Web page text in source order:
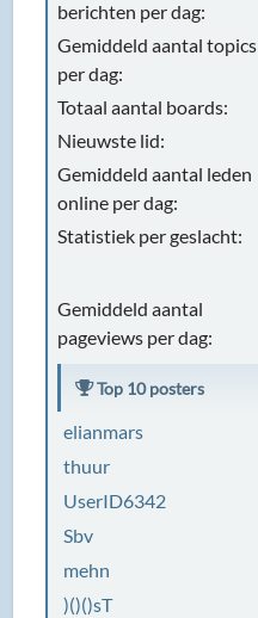
berichten per dag:
Gemiddeld aantal topics
per dag:
Totaal aantal boards:
Nieuwste lid:
Gemiddeld aantal leden
online per dag:
Statistiek per geslacht:
Gemiddeld aantal
pageviews per dag:
Top 10 posters
elianmars
thuur
UserID6342
Sbv
mehn
)()()sT